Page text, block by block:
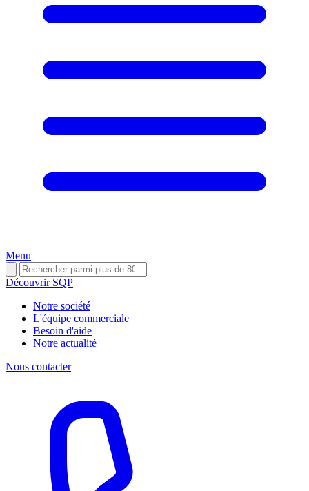
Menu
Découvrir SQP
Notre société
L'équipe commerciale
Besoin d'aide
Notre actualité
Nous contacter